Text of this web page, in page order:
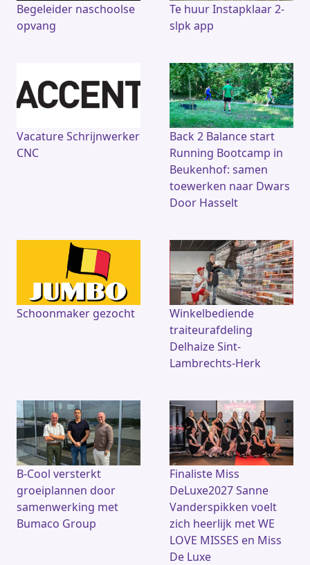
Begeleider naschoolse
opvang
Te huur Instapklaar 2-
slpk app
Vacature Schrijnwerker
CNC
Back 2 Balance start
Running Bootcamp in
Beukenhof: samen
toewerken naar Dwars
Door Hasselt
Schoonmaker gezocht
Winkelbediende
traiteurafdeling
Delhaize Sint-
Lambrechts-Herk
B-Cool versterkt
groeiplannen door
samenwerking met
Bumaco Group
Finaliste Miss
DeLuxe2027 Sanne
Vanderspikken voelt
zich heerlijk met WE
LOVE MISSES en Miss
De Luxe